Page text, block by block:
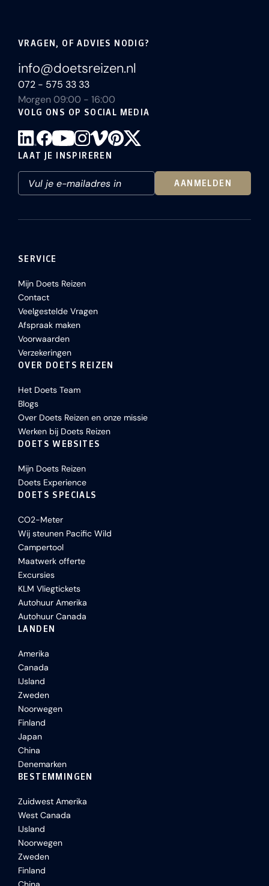
VRAGEN, OF ADVIES NODIG?
info@doetsreizen.nl
072 - 575 33 33
Morgen 09:00 - 16:00
VOLG ONS OP SOCIAL MEDIA
LAAT JE INSPIREREN
AANMELDEN
SERVICE
Mijn Doets Reizen
Contact
Veelgestelde Vragen
Afspraak maken
Voorwaarden
Verzekeringen
OVER DOETS REIZEN
Het Doets Team
Blogs
Over Doets Reizen en onze missie
Werken bij Doets Reizen
DOETS WEBSITES
Mijn Doets Reizen
Doets Experience
DOETS SPECIALS
CO2-Meter
Wij steunen Pacific Wild
Campertool
Maatwerk offerte
Excursies
KLM Vliegtickets
Autohuur Amerika
Autohuur Canada
LANDEN
Amerika
Canada
IJsland
Zweden
Noorwegen
Finland
Japan
China
Denemarken
BESTEMMINGEN
Zuidwest Amerika
West Canada
IJsland
Noorwegen
Zweden
Finland